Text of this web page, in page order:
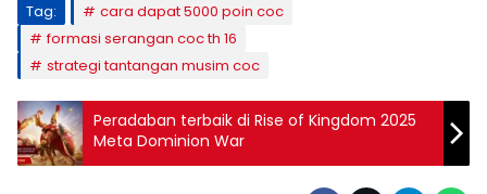
Tag:
cara dapat 5000 poin coc
formasi serangan coc th 16
strategi tantangan musim coc
Peradaban terbaik di Rise of Kingdom 2025
Meta Dominion War